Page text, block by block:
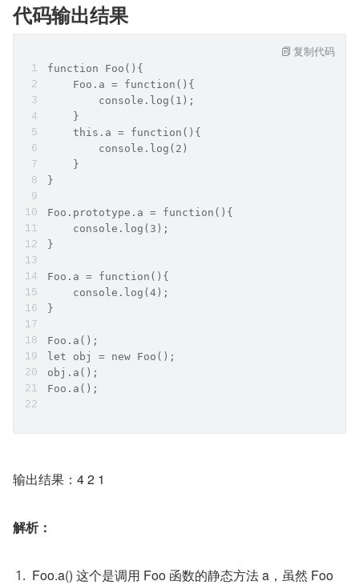
代码输出结果
function Foo(){
    Foo.a = function(){
        console.log(1);
    }
    this.a = function(){
        console.log(2)
    }
}
Foo.prototype.a = function(){
    console.log(3);
}
Foo.a = function(){
    console.log(4);
}
Foo.a();
let obj = new Foo();
obj.a();
Foo.a();
复制代码
输出结果：4 2 1
解析：
Foo.a() 这个是调用 Foo 函数的静态方法 a，虽然 Foo